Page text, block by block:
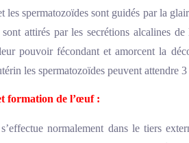
les spermatozoïdes sont guidés par la
attirés par les secrétions alcalines
pouvoir fécondant et amorcent la
les spermatozoïdes peuvent attendre
formation de l’œuf :
normalement dans le tiers